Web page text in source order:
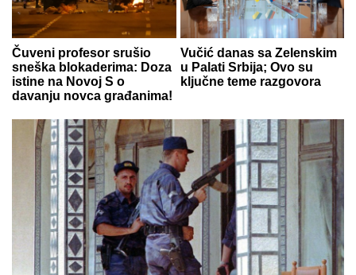
Čuveni profesor srušio
sneška blokaderima: Doza
istine na Novoj S o
davanju novca građanima!
Vučić danas sa Zelenskim
u Palati Srbija; Ovo su
ključne teme razgovora